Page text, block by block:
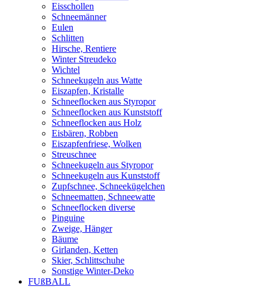
Eisschollen
Schneemänner
Eulen
Schlitten
Hirsche, Rentiere
Winter Streudeko
Wichtel
Schneekugeln aus Watte
Eiszapfen, Kristalle
Schneeflocken aus Styropor
Schneeflocken aus Kunststoff
Schneeflocken aus Holz
Eisbären, Robben
Eiszapfenfriese, Wolken
Streuschnee
Schneekugeln aus Styropor
Schneekugeln aus Kunststoff
Zupfschnee, Schneekügelchen
Schneematten, Schneewatte
Schneeflocken diverse
Pinguine
Zweige, Hänger
Bäume
Girlanden, Ketten
Skier, Schlittschuhe
Sonstige Winter-Deko
FUßBALL